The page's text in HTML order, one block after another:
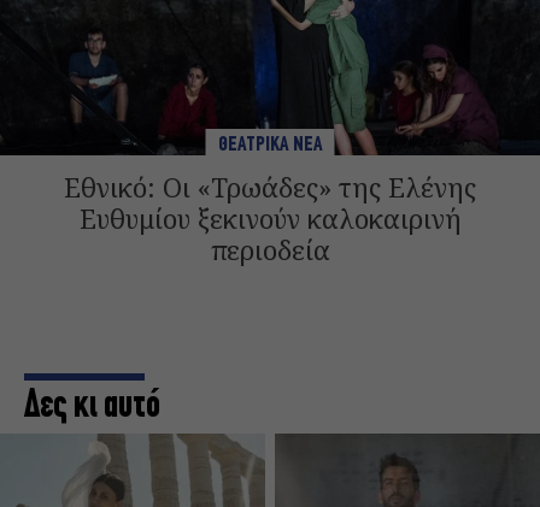
ΘΕΑΤΡΙΚΑ ΝΕΑ
Εθνικό: Οι «Τρωάδες» της Ελένης
Ευθυμίου ξεκινούν καλοκαιρινή
περιοδεία
Δες κι αυτό